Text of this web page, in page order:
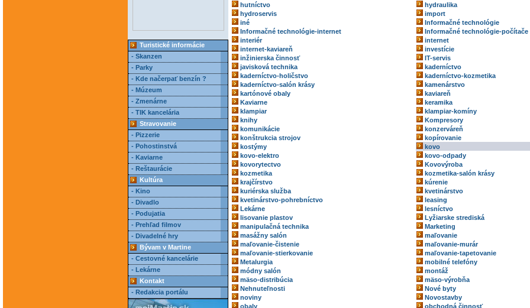
Turistické informácie
- Skanzen
- Parky
- Kde načerpať benzín ?
- Múzeum
- Zmenárne
- TIK kancelária
Stravovanie
- Pizzerie
- Pohostinstvá
- Kaviarne
- Reštaurácie
Kultúra
- Kino
- Divadlo
- Podujatia
- Prehľad filmov
- Divadelné hry
Bývam v Martine
- Cestovné kancelárie
- Lekárne
Kontakt
- Redakcia portálu
hutníctvo
hydraulika
hydroservis
import
iné
Informačné technológie
Informačné technológie-internet
Informačné technológie-počítače
interiér
internet
internet-kaviareň
investície
inžinierska činnosť
IT-servis
javisková technika
kaderníctvo
kaderníctvo-holičstvo
kaderníctvo-kozmetika
kaderníctvo-salón krásy
kamenárstvo
kartónové obaly
kaviareň
Kaviarne
keramika
klampiar
klampiar-komíny
knihy
Kompresory
komunikácie
konzerváreň
konštrukcia strojov
kopírovanie
kostýmy
kovo
kovo-elektro
kovo-odpady
kovorytectvo
Kovovýroba
kozmetika
kozmetika-salón krásy
krajčírstvo
kúrenie
kuriérska služba
kvetinárstvo
kvetinárstvo-pohrebníctvo
leasing
Lekárne
lesníctvo
lisovanie plastov
Lyžiarske strediská
manipulačná technika
Marketing
masážny salón
maľovanie
maľovanie-čistenie
maľovanie-murár
maľovanie-stierkovanie
maľovanie-tapetovanie
Metalurgia
mobilné telefóny
módny salón
montáž
mäso-distribúcia
mäso-výrobňa
Nehnuteľnosti
Nové byty
noviny
Novostavby
obaly
obchodná činnosť